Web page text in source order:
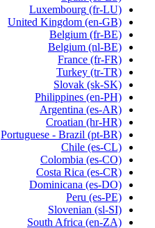
Luxembourg (fr-LU)
United Kingdom (en-GB)
Belgium (fr-BE)
Belgium (nl-BE)
France (fr-FR)
Turkey (tr-TR)
Slovak (sk-SK)
Philippines (en-PH)
Argentina (es-AR)
Croatian (hr-HR)
Portuguese - Brazil (pt-BR)
Chile (es-CL)
Colombia (es-CO)
Costa Rica (es-CR)
Dominicana (es-DO)
Peru (es-PE)
Slovenian (sl-SI)
South Africa (en-ZA)